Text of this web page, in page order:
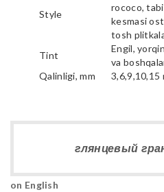
Style
rococo,
kesmasi
tosh
Tint
Engil,
va
Qalinligi, mm
3,6,9,10,15
глянцевый
on English